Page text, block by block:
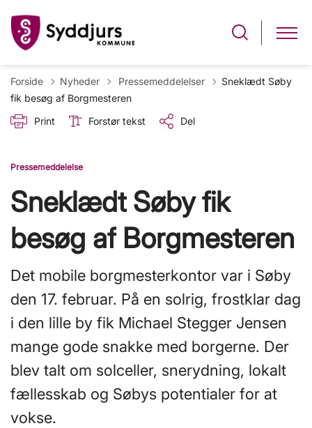
Forside Nyheder Tilbage til
Pressemeddelelser
Sneklædt Søby
fik besøg af Borgmesteren
Print
Forstør tekst Del
Pressemeddelelse
Sneklædt Søby fik
besøg af Borgmesteren
Det mobile borgmesterkontor var i Søby
den 17. februar. På en solrig, frostklar dag
i den lille by fik Michael Stegger Jensen
mange gode snakke med borgerne. Der
blev talt om solceller, snerydning, lokalt
fællesskab og Søbys potentialer for at
vokse.